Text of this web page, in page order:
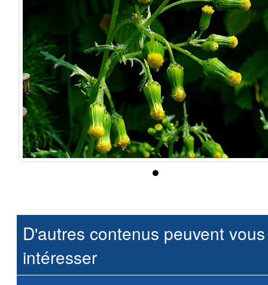
D'autres contenus peuvent vous
intéresser